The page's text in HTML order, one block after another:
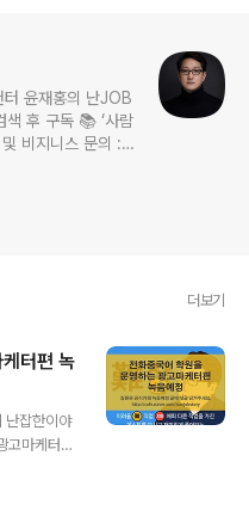
윤재홍의 난JOB
색 후 구독 📚 ‘사람
비지니스 문의 :
더보기
터편 녹
난잡한이야
고마케터편
해 드리겠